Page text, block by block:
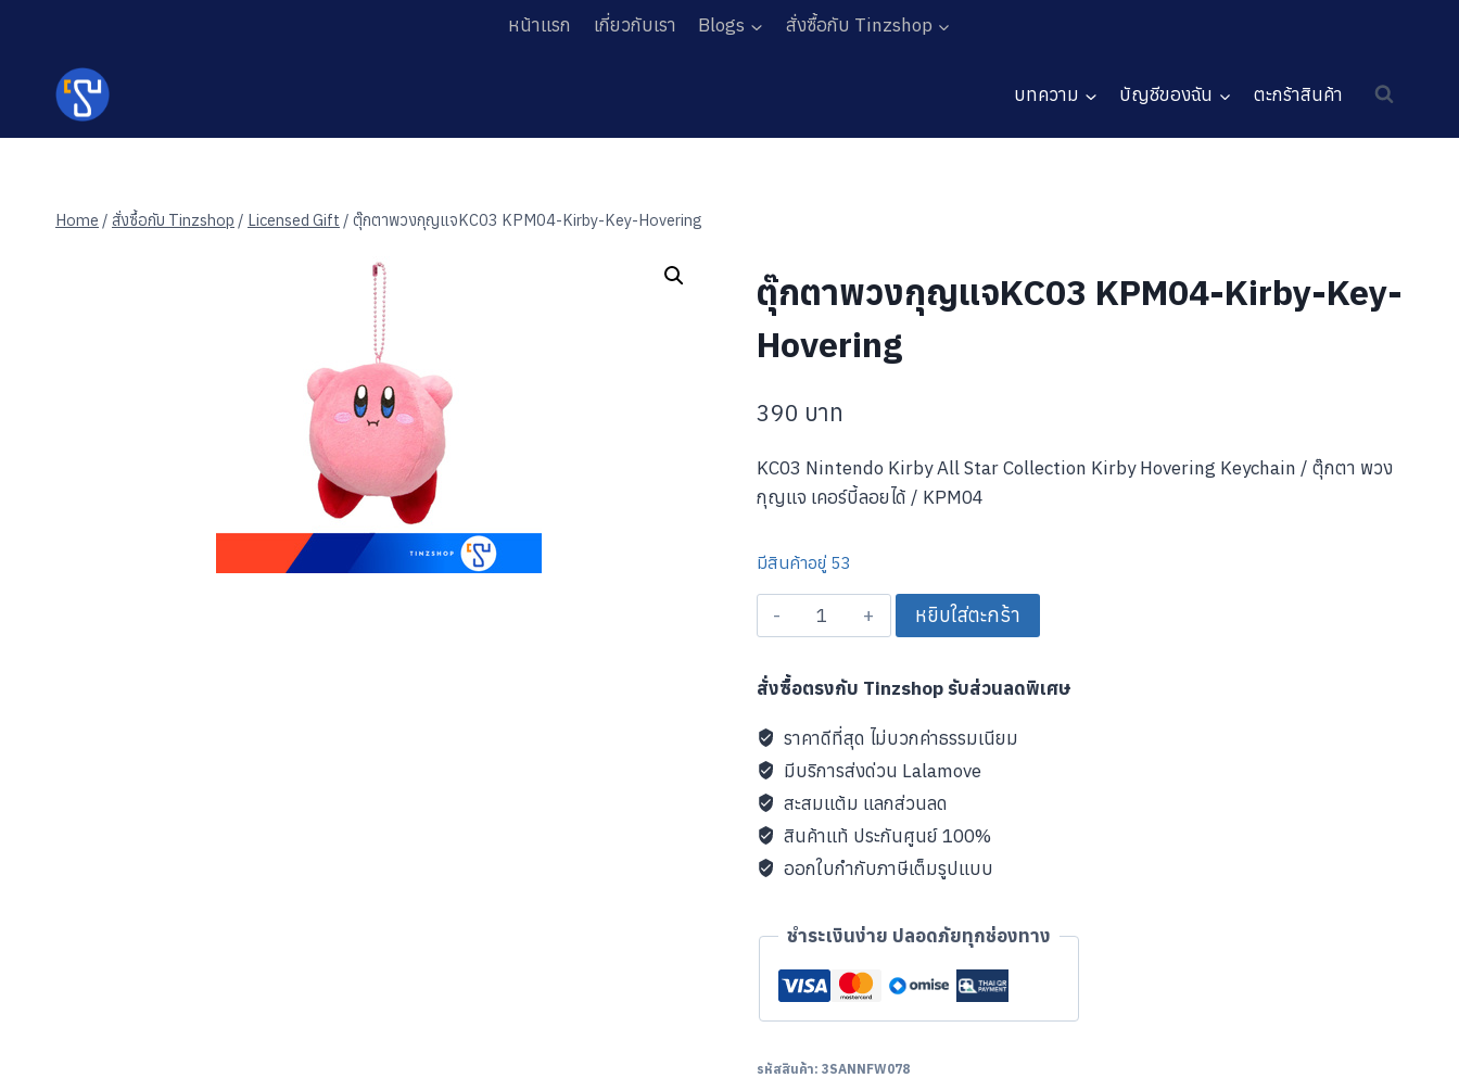
content
หน้าแรก เกี่ยวกับเรา Blogs สั่งซื้อกับ Tinzshop
บทความ บัญชีของฉัน ตะกร้าสินค้า
Home / สั่งซื้อกับ Tinzshop / Licensed Gift / ตุ๊กตาพวงกุญแจKC03 KPM04-Kirby-Key-Hovering
ตุ๊กตาพวงกุญแจKC03 KPM04-Kirby-Key-
Hovering
390 บาท
KC03 Nintendo Kirby All Star Collection Kirby Hovering Keychain / ตุ๊กตา พวง
กุญแจ เคอร์บี้ลอยได้ / KPM04
มีสินค้าอยู่ 53
จำนวน
ตุ๊กตา
กุญแจKC03
KPM04-
Kirby-
Key-
Hovering
ชิ้น
หยิบใส่ตะกร้า
สั่งซื้อตรงกับ Tinzshop รับส่วนลดพิเศษ
ราคาดีที่สุด ไม่บวกค่าธรรมเนียม
มีบริการส่งด่วน Lalamove
สะสมแต้ม แลกส่วนลด
สินค้าแท้ ประกันศูนย์ 100%
ออกใบกำกับภาษีเต็มรูปแบบ
ชำระเงินง่าย ปลอดภัยทุกช่องทาง
รหัสสินค้า: 3SANNFW078